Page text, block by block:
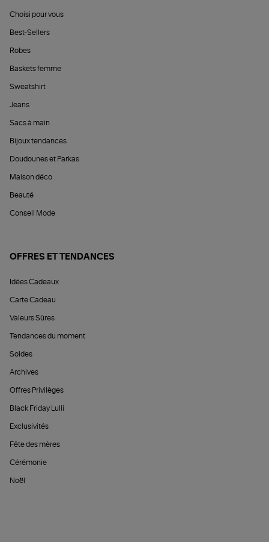
Choisi pour vous
Best-Sellers
Robes
Baskets femme
Sweatshirt
Jeans
Sacs à main
Bijoux tendances
Doudounes et Parkas
Maison déco
Beauté
Conseil Mode
OFFRES ET TENDANCES
Idées Cadeaux
Carte Cadeau
Valeurs Sûres
Tendances du moment
Soldes
Archives
Offres Privilèges
Black Friday Lulli
Exclusivités
Fête des mères
Cérémonie
Noël